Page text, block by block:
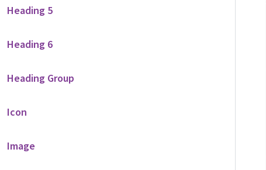
Heading 5
Heading 6
Heading Group
Icon
Image